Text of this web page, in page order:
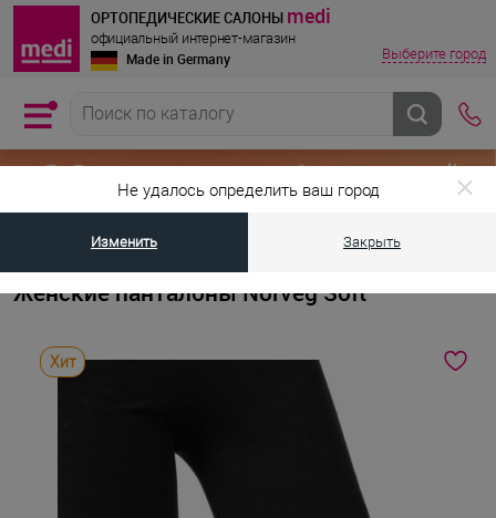
Не удалось определить ваш город
Изменить Закрыть
ОРТОПЕДИЧЕСКИЕ САЛОНЫ medi
официальный интернет-магазин
Made in Germany Выберите город
Главная страница • Термобелье для мужчин и
Женские панталоны Norveg Soft
Хит